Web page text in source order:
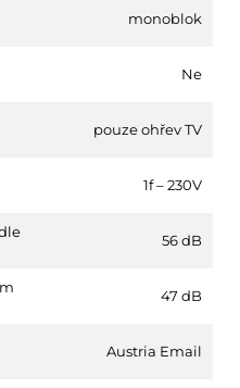
monoblok
Ne
pouze ohřev TV
1f – 230V
56 dB
47 dB
Austria Email